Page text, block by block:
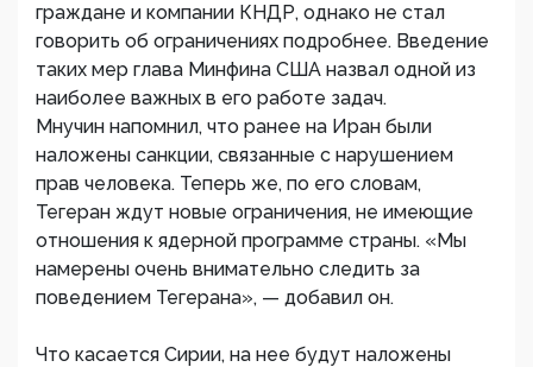
граждане и компании КНДР, однако не стал
говорить об ограничениях подробнее. Введение
таких мер глава Минфина США назвал одной из
наиболее важных в его работе задач.
Мнучин напомнил, что ранее на Иран были
наложены санкции, связанные с нарушением
прав человека. Теперь же, по его словам,
Тегеран ждут новые ограничения, не имеющие
отношения к ядерной программе страны. «Мы
намерены очень внимательно следить за
поведением Тегерана», — добавил он.
Что касается Сирии, на нее будут наложены